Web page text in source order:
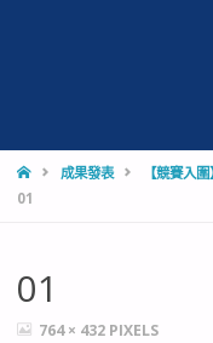
HOME成果發表
【競賽入
01
01
FULL764 × 432 PIXELS